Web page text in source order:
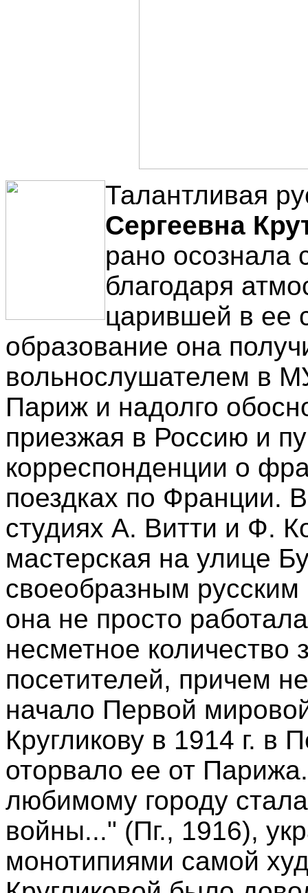
Талантливая
Сергеевна
рано осознала
благодаря
царившей в ее
образование она
вольнослушателем в
Париж и надолго
приезжая в Россию и
корреспонденции о
поездках по Франции.
студиях А. Витти и Ф.
мастерская на улице
своеобразным
она не просто
несметное количество
посетителей, причем
начало Первой
Кругликову в 1914 г. в
оторвало ее от
любимому городу
войны..." (Пг., 1916),
монотипиями самой